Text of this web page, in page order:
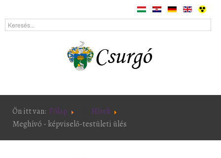
Ön itt van: Főlap
Hírek
Meghívó - képviselő-testületi ülés